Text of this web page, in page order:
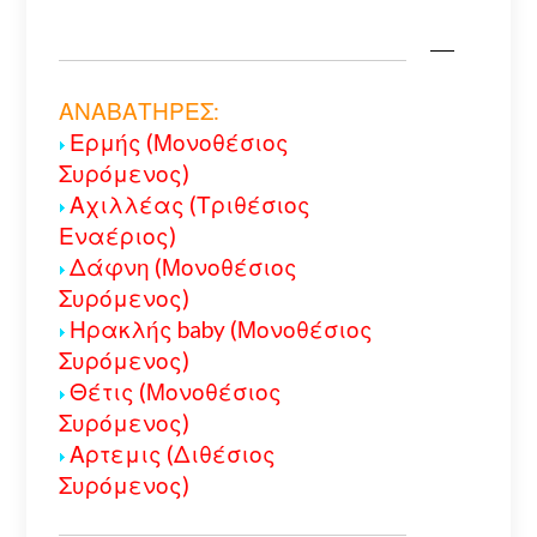
ΑΝΑΒΑΤΗΡΕΣ:
Ερμής (Μονοθέσιος
Συρόμενος)
Αχιλλέας (Τριθέσιος
Εναέριος)
Δάφνη (Μονοθέσιος
Συρόμενος)
Ηρακλής baby (Μονοθέσιος
Συρόμενος)
Θέτις (Μονοθέσιος
Συρόμενος)
Αρτεμις (Διθέσιος
Συρόμενος)